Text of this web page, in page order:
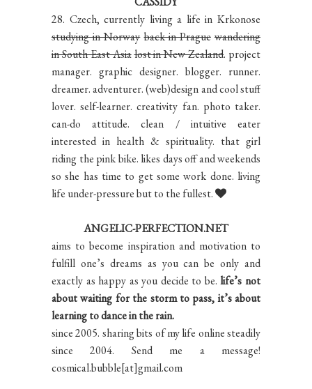
28. Czech, currently living a life in Krkonose
studying in Norway back in Prague wandering
in South East Asialost in New Zealand. project
manager. graphic designer. blogger. runner.
dreamer. adventurer. (web)design and cool stuff
lover. self-learner. creativity fan. photo taker.
can-do attitude. clean / intuitive eater
interested in health & spirituality. that girl
riding the pink bike. likes days off and weekends
so she has time to get some work done. living
life under-pressure but to the fullest.
ANGELIC-PERFECTION.NET
aims to become inspiration and motivation to
fulfill one’s dreams as you can be only and
exactly as happy as you decide to be.life’s not
about waiting for the storm to pass, it’s about
learning to dance in the rain.
since 2005. sharing bits of my life online steadily
since 2004. Send me a message!
cosmical.bubble[at]gmail.com